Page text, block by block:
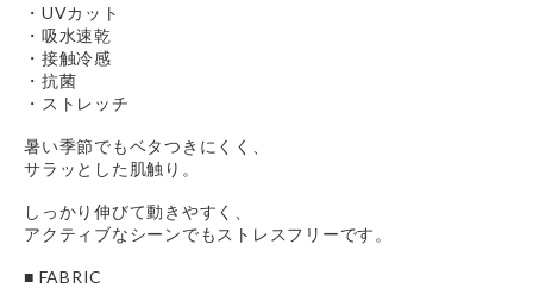
・UVカット
・吸水速乾
・接触冷感
・抗菌
・ストレッチ
暑い季節でもベタつきにくく、
サラッとした肌触り。
しっかり伸びて動きやすく、
アクティブなシーンでもストレスフリーです。
■ FABRIC